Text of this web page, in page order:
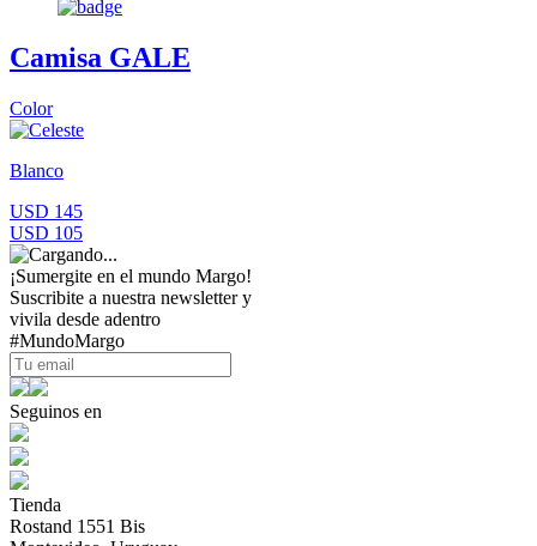
Camisa GALE
Color
Blanco
USD 145
USD 105
¡Sumergite en el mundo Margo!
Suscribite a nuestra newsletter y
vivila desde adentro
#MundoMargo
Seguinos en
Tienda
Rostand 1551 Bis